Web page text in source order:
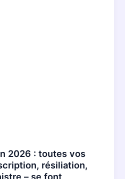
2026 : toutes vos
résiliation,
– se font